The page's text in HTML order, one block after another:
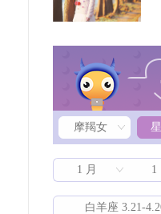
摩羯女
1 月 1
白羊座 3.21-